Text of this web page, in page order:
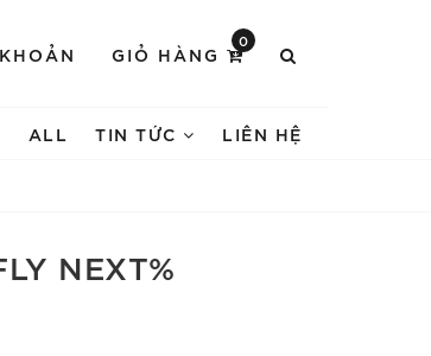
GIỎ HÀNG
0
ALL TIN TỨC LIÊN HỆ
NEXT%